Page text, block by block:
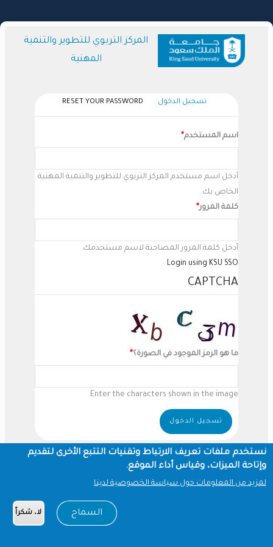
إلى
المركز التربوي للتطوير والتنمية
المهنية
Primary
Tabs
تسجيل الدخول (علامة
التبويب
RESET YOUR PASSWORD
اسم المستخدم
أدخل اسم مستخدم المركز التربوي للتطوير والتنمية المهنية
الخاص بك.
كلمة المرور
أدخل كلمة المرور المصاحبة لاسم مستخدمك.
Login using KSU SSO
CAPTCHA
ما هو الرمز الموجود في الصورة؟
Enter the characters shown in the image.
نستخدم ملفات تعريف الارتباط وتقنيات التتبع الأخرى لتقديم
وإتاحة الميزات، وقياس أداء الموقع.
لمزيد من المعلومات حول سياسة الخصوصية لدينا
السماح لا، شكراً